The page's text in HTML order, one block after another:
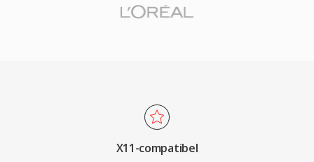
X11-compatibel